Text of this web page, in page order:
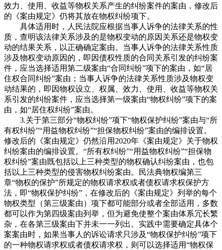
效力、使用、收益等物权关系产生的纠纷案件的案由，修改后
的《案由规定》仍将其放在物权纠纷项下。
具体适用时，人民法院应根据当事人诉争的法律关系的性
质，查明该法律关系涉及的是物权变动的原因关系还是物权变
动的结果关系，以正确确定案由。当事人诉争的法律关系性质
涉及物权变动原因的，即因债权性质的合同关系引发的纠纷案
件，应当选择适用第二级案由“合同纠纷”项下的案由，如“居
住权合同纠纷”案由；当事人诉争的法律关系性质涉及物权变
动结果的，即因物权设立、权属、效力、使用、收益等物权关
系引发的纠纷案件，应当选择第一级案由“物权纠纷”项下的案
由，如“居住权纠纷”案由。
3.关于第三部分“物权纠纷”项下“物权保护纠纷”案由与“所
有权纠纷”“用益物权纠纷”“担保物权纠纷”案由的编排设置。
修改后的《案由规定》仍然沿用2020年《案由规定》关于物权
纠纷案由的编排设置。“所有权纠纷”“用益物权纠纷”“担保物
权纠纷”案由既包括以上三种类型的物权确认纠纷案由，也包
括以上三种类型的侵害物权纠纷案由。民法典物权编第三
章“物权的保护”所规定的物权请求权或者债权请求权保护方
法，即“物权保护纠纷”，在修改后的《案由规定》列举的每个
物权类型（第三级案由）项下都可能部分或者全部适用，多数
都可以作为第四级案由列举，但为避免使整个案由体系冗长繁
杂，在各第三级案由下并未一一列出。实践中需要确定具体个
案案由时，如果当事人的诉讼请求只涉及“物权保护纠纷”项下
的一种物权请求权或者债权请求权，则可以选择适用“物权保